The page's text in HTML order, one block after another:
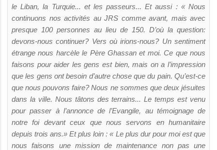
le Liban, la Turquie... et les passeurs... Et aussi : « Nous
continuons nos activités au JRS comme avant, mais avec
presque 100 personnes au lieu de 150. D’où la question:
devons-nous continuer? Vers où irions-nous? Un sentiment
étrange nous harcèle le Père Ghassan et moi. Ce que nous
faisons pour aider les gens est bien, mais on a l’impression
que les gens ont besoin d’autre chose que du pain. Qu’est-ce
que nous pouvons faire? Nous ne sommes que deux jésuites
dans la ville. Nous tâtons des terrains... Le temps est venu
pour passer à l’annonce de l’Evangile, au témoignage de
notre foi devant ceux que nous servons en humanitaire
depuis trois ans.» Et plus loin : « Le plus dur pour moi est que
nous faisons une mission de maintenance non pas une